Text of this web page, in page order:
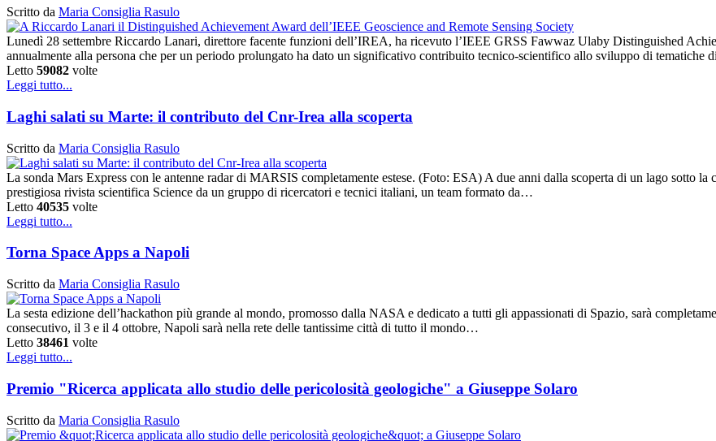
Scritto da Maria Consiglia Rasulo
Lunedì 28 settembre Riccardo Lanari, direttore facente funzioni dell’IREA, ha ricevuto l’IEEE GRSS Fawwaz Ulaby Distinguished
annualmente alla persona che per un periodo prolungato ha dato un significativo contribuito tecnico-scientifico allo sviluppo di tematiche
Letto 59082 volte
Leggi tutto...
Laghi salati su Marte: il contributo del Cnr-Irea alla scoperta
Scritto da Maria Consiglia Rasulo
La sonda Mars Express con le antenne radar di MARSIS completamente estese. (Foto: ESA) A due anni dalla scoperta di un lago sotto
prestigiosa rivista scientifica Science da un gruppo di ricercatori e tecnici italiani, un team formato da…
Letto 40535 volte
Leggi tutto...
Torna Space Apps a Napoli
Scritto da Maria Consiglia Rasulo
La sesta edizione dell’hackathon più grande al mondo, promosso dalla NASA e dedicato a tutti gli appassionati di Spazio, sarà
consecutivo, il 3 e il 4 ottobre, Napoli sarà nella rete delle tantissime città di tutto il mondo…
Letto 38461 volte
Leggi tutto...
Premio "Ricerca applicata allo studio delle pericolosità geologiche" a Giuseppe Solaro
Scritto da Maria Consiglia Rasulo